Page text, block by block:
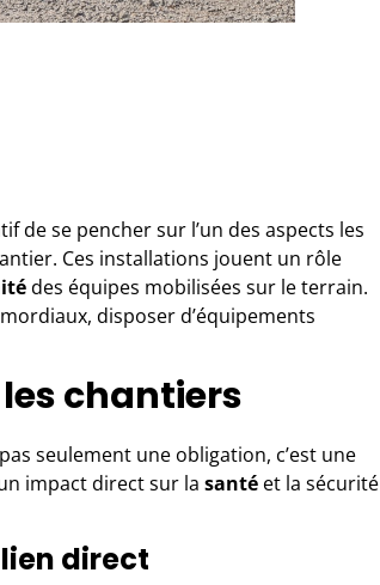
de se pencher sur l’un des aspects les
Ces installations jouent un rôle
des équipes mobilisées sur le terrain.
disposer d’équipements
les chantiers
seulement une obligation, c’est une
impact direct sur la santé et la sécurité
direct